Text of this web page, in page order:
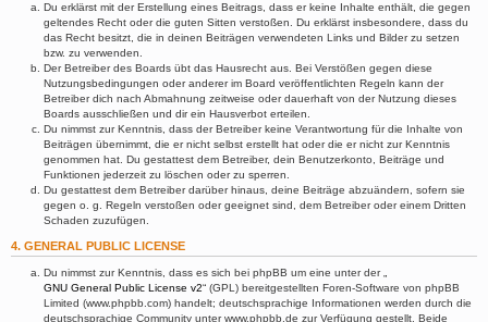
Du erklärst mit der Erstellung eines Beitrags, dass er keine Inhalte enthält, die gegen
geltendes Recht oder die guten Sitten verstoßen. Du erklärst insbesondere, dass du
das Recht besitzt, die in deinen Beiträgen verwendeten Links und Bilder zu setzen
bzw. zu verwenden.
Der Betreiber des Boards übt das Hausrecht aus. Bei Verstößen gegen diese
Nutzungsbedingungen oder anderer im Board veröffentlichten Regeln kann der
Betreiber dich nach Abmahnung zeitweise oder dauerhaft von der Nutzung dieses
Boards ausschließen und dir ein Hausverbot erteilen.
Du nimmst zur Kenntnis, dass der Betreiber keine Verantwortung für die Inhalte von
Beiträgen übernimmt, die er nicht selbst erstellt hat oder die er nicht zur Kenntnis
genommen hat. Du gestattest dem Betreiber, dein Benutzerkonto, Beiträge und
Funktionen jederzeit zu löschen oder zu sperren.
Du gestattest dem Betreiber darüber hinaus, deine Beiträge abzuändern, sofern sie
gegen o. g. Regeln verstoßen oder geeignet sind, dem Betreiber oder einem Dritten
Schaden zuzufügen.
4. GENERAL PUBLIC LICENSE
Du nimmst zur Kenntnis, dass es sich bei phpBB um eine unter der „
GNU General Public License v2“ (GPL) bereitgestellten Foren-Software von phpBB
Limited (www.phpbb.com) handelt; deutschsprachige Informationen werden durch die
deutschsprachige Community unter www.phpbb.de zur Verfügung gestellt. Beide